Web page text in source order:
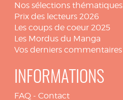
Nos sélections thématiques
Prix des lecteurs 2026
Les coups de coeur 2025
Les Mordus du Manga
Vos derniers commentaires
INFORMATIONS
FAQ - Contact